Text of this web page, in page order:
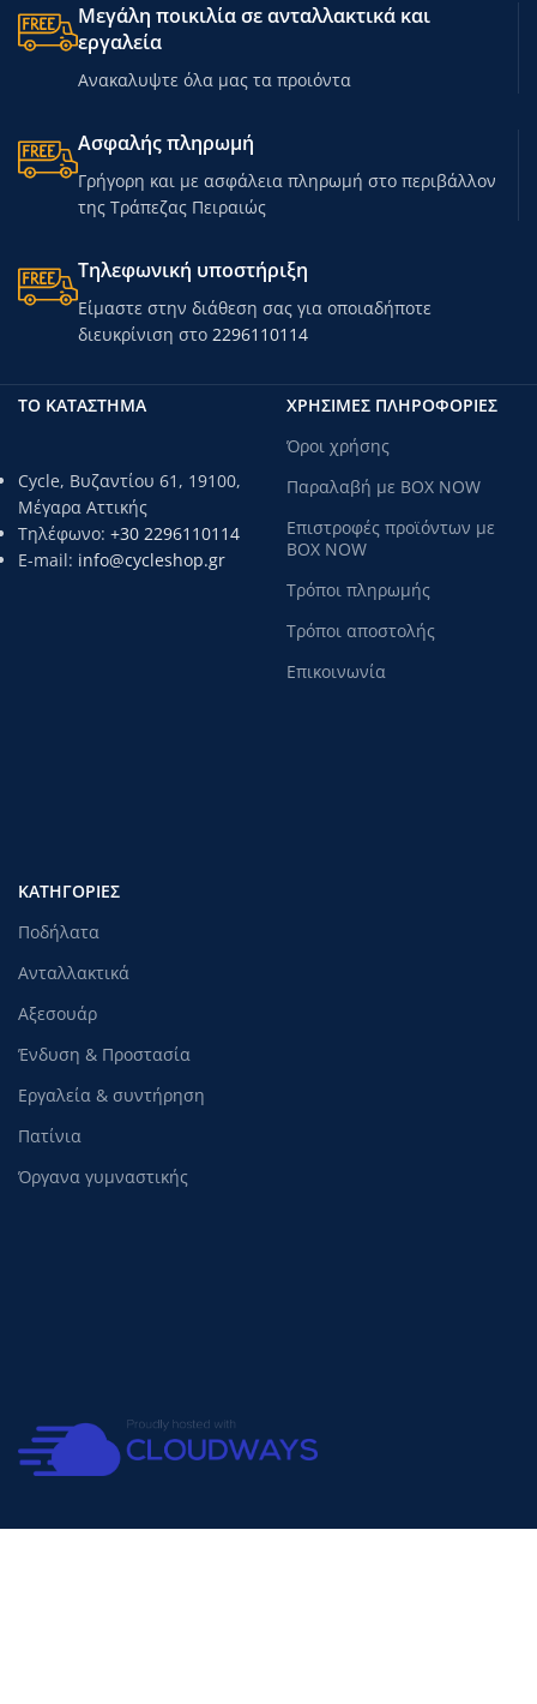
Μεγάλη ποικιλία σε ανταλλακτικά και
εργαλεία
Ανακαλυψτε όλα μας τα προιόντα
Ασφαλής πληρωμή
Γρήγορη και με ασφάλεια πληρωμή στο περιβάλλον
της Τράπεζας Πειραιώς
Τηλεφωνική υποστήριξη
Είμαστε στην διάθεση σας για οποιαδήποτε
διευκρίνιση στο 2296110114
ΤΟ ΚΑΤΑΣΤΗΜΑ
Cycle, Βυζαντίου 61, 19100,
Μέγαρα Αττικής
Τηλέφωνο: +30 2296110114
E-mail: info@cycleshop.gr
ΧΡΗΣΙΜΕΣ ΠΛΗΡΟΦΟΡΙΕΣ
Όροι χρήσης
Παραλαβή με BOX NOW
Επιστροφές προϊόντων με
BOX NOW
Τρόποι πληρωμής
Τρόποι αποστολής
Επικοινωνία
ΚΑΤΗΓΟΡΊΕΣ
Ποδήλατα
Ανταλλακτικά
Αξεσουάρ
Ένδυση & Προστασία
Εργαλεία & συντήρηση
Πατίνια
Όργανα γυμναστικής